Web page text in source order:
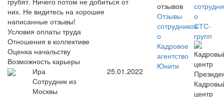
них. Не видитесь на хорошие
написанные отзывы!
Условия оплаты труда
Отношения в коллективе
Оценка начальству
Возможность карьеры
Ира
Сотрудник из
Москвы
25.01.2022
отзывов
Отзывы
сотрудников
о
Кадровое
агентство
Юнити
о
СТС-
групп
центр